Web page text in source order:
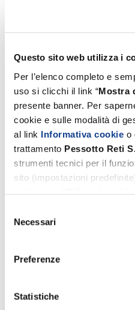
Questo sito web utilizza i
Per l’elenco completo e
uso si clicchi il link “Mostra
presente banner. Per
cookie e sulle modalità di
al link Informativa cookie o
trattamento Pessotto Reti
strumenti tecnici per il
sito (impostazioni
predefinite. Invece, i cookie
(utilizzati dal Titolare
personalizzata nonché per
selezionati dall’utente
forniti (si vedano le caselle
delNecessari
Preferenze
Statistiche